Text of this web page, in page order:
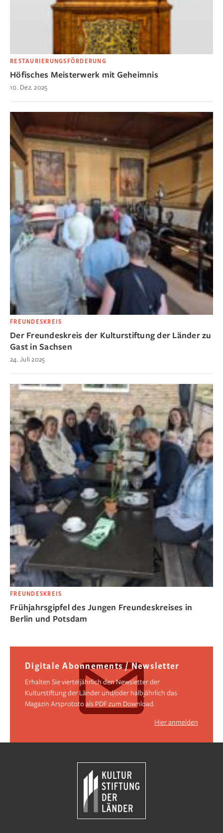
RESTAURIERUNGSFÖRDERUNG
Höfisches Meisterwerk mit Geheimnis
10. Dez. 2025
FREUNDESKREIS
Der Freundeskreis der Kulturstiftung der Länder zu
Gast in Sachsen
24. Juli 2025
FREUNDESKREIS
Frühjahrsgipfel des Jungen Freundeskreises in
Berlin und Potsdam
Digitale Abonnements / Newsletter
Erhalten Sie vierteljährlich den Newsletter der
Kulturstiftung der Länder und/oder halbjährlich das
Magazin Arsprototo als PDF zum Download.
Hier anmelden